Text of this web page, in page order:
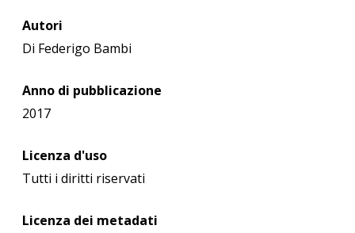
Autori
Di Federigo Bambi
Anno di pubblicazione
2017
Licenza d'uso
Tutti i diritti riservati
Licenza dei metadati